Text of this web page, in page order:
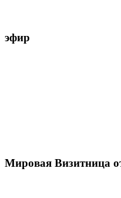
эфир
Мировая Визитница